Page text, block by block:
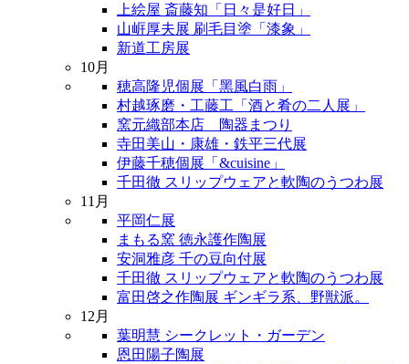
上絵屋 斎藤知「日々是好日」
山㟁厚夫展 刷毛目塗「漆象」
新道工房展
10月
穂高隆児個展「黑風白雨」
村越琢磨・工藤工「酒と肴の二人展」
窯元織部本店 陶器まつり
寺田美山・康雄・鉄平三代展
伊藤千穂個展「&cuisine」
千田徹 スリップウェアと軟陶のうつわ展
11月
平岡仁展
まもる窯 徳永護作陶展
安洞雅彦 千の豆向付展
千田徹 スリップウェアと軟陶のうつわ展
富田啓之作陶展 ギンギラ系、野獣派。
12月
葉明慧 シークレット・ガーデン
恩田陽子陶展